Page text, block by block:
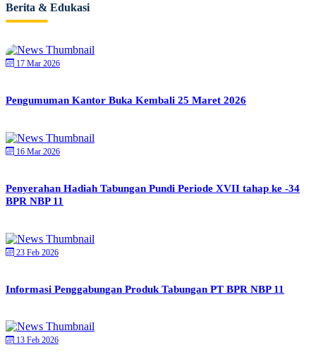
Berita & Edukasi
17 Mar 2026
Pengumuman Kantor Buka Kembali 25 Maret 2026
16 Mar 2026
Penyerahan Hadiah Tabungan Pundi Periode XVII tahap ke -34
BPR NBP 11
23 Feb 2026
Informasi Penggabungan Produk Tabungan PT BPR NBP 11
13 Feb 2026